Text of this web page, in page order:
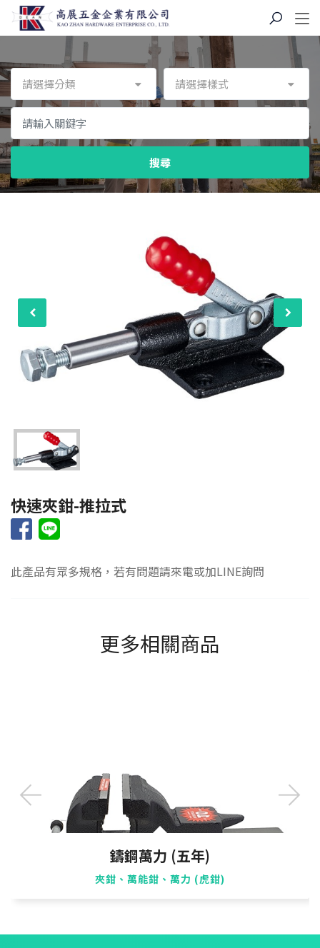
請選擇分類 請選擇樣式
搜尋
快速夾鉗-推拉式
此產品有眾多規格，若有問題請來電或加LINE詢問
更多相關商品
鑄鋼萬力 (五年)
夾鉗、萬能鉗、萬力 (虎鉗)